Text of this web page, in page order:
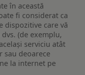
în această
fi considerat ca
dispozitive care vă
(de exemplu,
serviciu atât
sau deoarece
la internet pe